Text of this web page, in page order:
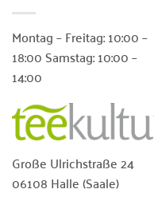
Montag – Freitag: 10:00 –
18:00 Samstag: 10:00 –
14:00
Große Ulrichstraße 24
06108 Halle (Saale)